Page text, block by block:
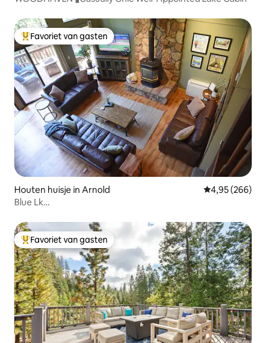
Topfavoriet van gasten
Favoriet van gasten
Houten huisje in Arnold Gemiddelde
4,95 (266)
Blue Lk
Topfavoriet van gasten
Favoriet van gasten